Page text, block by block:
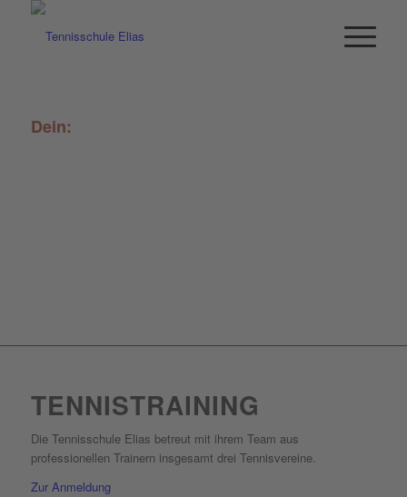
Dein:
TENNISTRAINING
Die Tennisschule Elias betreut mit ihrem Team aus
professionellen Trainern insgesamt drei Tennisvereine.
Zur Anmeldung